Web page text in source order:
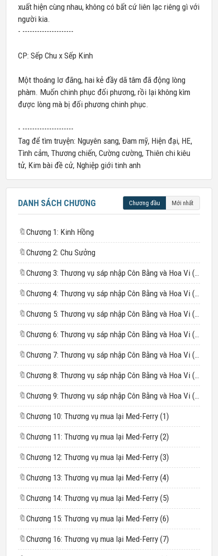
xuất hiện cùng nhau, không có bất cứ liên lạc riêng gì với
người kia.
- ---------------------
CP: Sếp Chu x Sếp Kinh
Một thoáng lơ đãng, hai kẻ đầy dã tâm đã động lòng
phàm. Muốn chinh phục đối phương, rồi lại không kìm
được lòng mà bị đối phương chinh phục.
- ---------------------
Tag để tìm truyện: Nguyên sang, Đam mỹ, Hiện đại, HE,
Tình cảm, Thương chiến, Cường cường, Thiên chi kiêu
tử, Kim bài đề cử, Nghiệp giới tinh anh
DANH SÁCH CHƯƠNG Chương đầu Mới nhất
🔖 Chương 1: Kinh Hồng
🔖 Chương 2: Chu Sưởng
🔖 Chương 3: Thương vụ sáp nhập Côn Bằng và Hoa Vi (1)
🔖 Chương 4: Thương vụ sáp nhập Côn Bằng và Hoa Vi (2)
🔖 Chương 5: Thương vụ sáp nhập Côn Bằng và Hoa Vi (3)
🔖 Chương 6: Thương vụ sáp nhập Côn Bằng và Hoa Vi (4)
🔖 Chương 7: Thương vụ sáp nhập Côn Bằng và Hoa Vi (5)
🔖 Chương 8: Thương vụ sáp nhập Côn Bằng và Hoa Vi (6)
🔖 Chương 9: Thương vụ sáp nhập Côn Bằng và Hoa Vi (7)
🔖 Chương 10: Thương vụ mua lại Med-Ferry (1)
🔖 Chương 11: Thương vụ mua lại Med-Ferry (2)
🔖 Chương 12: Thương vụ mua lại Med-Ferry (3)
🔖 Chương 13: Thương vụ mua lại Med-Ferry (4)
🔖 Chương 14: Thương vụ mua lại Med-Ferry (5)
🔖 Chương 15: Thương vụ mua lại Med-Ferry (6)
🔖 Chương 16: Thương vụ mua lại Med-Ferry (7)